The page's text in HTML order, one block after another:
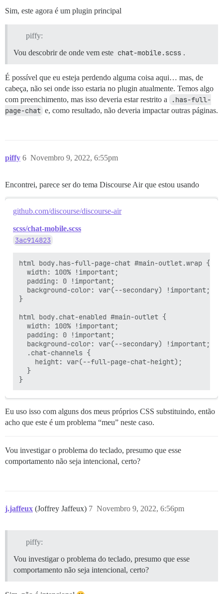
Sim, este agora é um plugin principal
piffy:
Vou descobrir de onde vem este chat-mobile.scss .
É possível que eu esteja perdendo alguma coisa aqui… mas, de
cabeça, não sei onde isso estaria no plugin atualmente. Temos algo
com preenchimento, mas isso deveria estar restrito a
.has-full-
page-chat e, como resultado, não deveria impactar outras páginas.
piffy Novembro 9, 2022, 6:55pm
6
Encontrei, parece ser do tema Discourse Air que estou usando
github.com/discourse/discourse-air
scss/chat-mobile.scss
3ac914823
html body.has-full-page-chat #main-outlet.wrap {
  width: 100% !important;
  padding: 0 !important;
  background-color: var(--secondary) !important;
}
html body.chat-enabled #main-outlet {
  width: 100% !important;
  padding: 0 !important;
  background-color: var(--secondary) !important;
  .chat-channels {
    height: var(--full-page-chat-height);
  }
Eu uso isso com alguns dos meus próprios CSS substituindo, então
acho que este é um problema “meu” neste caso.
Vou investigar o problema do teclado, presumo que esse
comportamento não seja intencional, certo?
j.jaffeux (Joffrey Jaffeux) Novembro 9, 2022, 6:56pm
7
piffy:
Vou investigar o problema do teclado, presumo que esse
comportamento não seja intencional, certo?